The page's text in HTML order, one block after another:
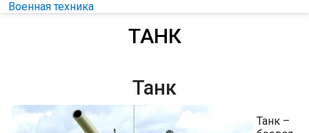
Военная техника
ТАНК
Танк
Танк –